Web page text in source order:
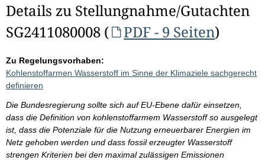
Details zu Stellungnahme/Gutachten
SG2411080008 (
PDF - 9 Seiten)
Zu Regelungsvorhaben:
Kohlenstoffarmen Wasserstoff im Sinne der Klimaziele sachgerecht
definieren
Die Bundesregierung sollte sich auf EU-Ebene dafür einsetzen,
dass die Definition von kohlenstoffarmem Wasserstoff so ausgelegt
ist, dass die Potenziale für die Nutzung erneuerbarer Energien im
Netz gehoben werden und dass fossil erzeugter Wasserstoff
strengen Kriterien bei den maximal zulässigen Emissionen